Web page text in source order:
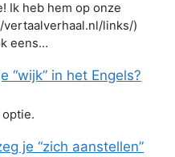
Ik heb hem op onze
links/)
eens…
“wijk” in het Engels?
je “zich aanstellen”